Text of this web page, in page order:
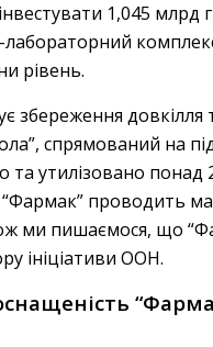
1,045 млрд
рівень.
збереження
спрямований на
та утилізовано
проводить
ми пишаємося, що
ініціативи ООН.